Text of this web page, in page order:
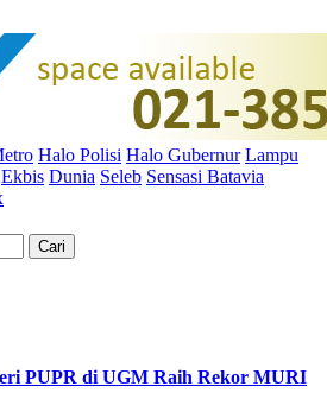
Halo Polisi Halo Gubernur Lampu
Ekbis Dunia Seleb Sensasi Batavia
PUPR di UGM Raih Rekor MURI